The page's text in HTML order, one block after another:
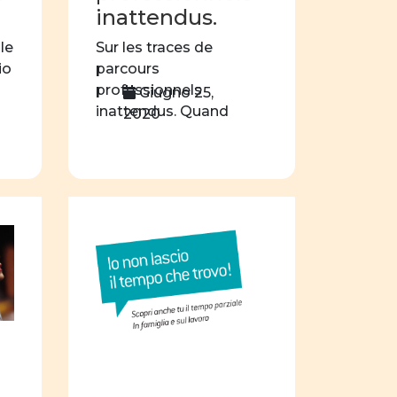
e letteratura
e scienza
professionali
sessuale
statistica
paternità
inattendus.
Sur les traces de
parcours
professionnels
inattendus. Quand
Giugno 25,
2020